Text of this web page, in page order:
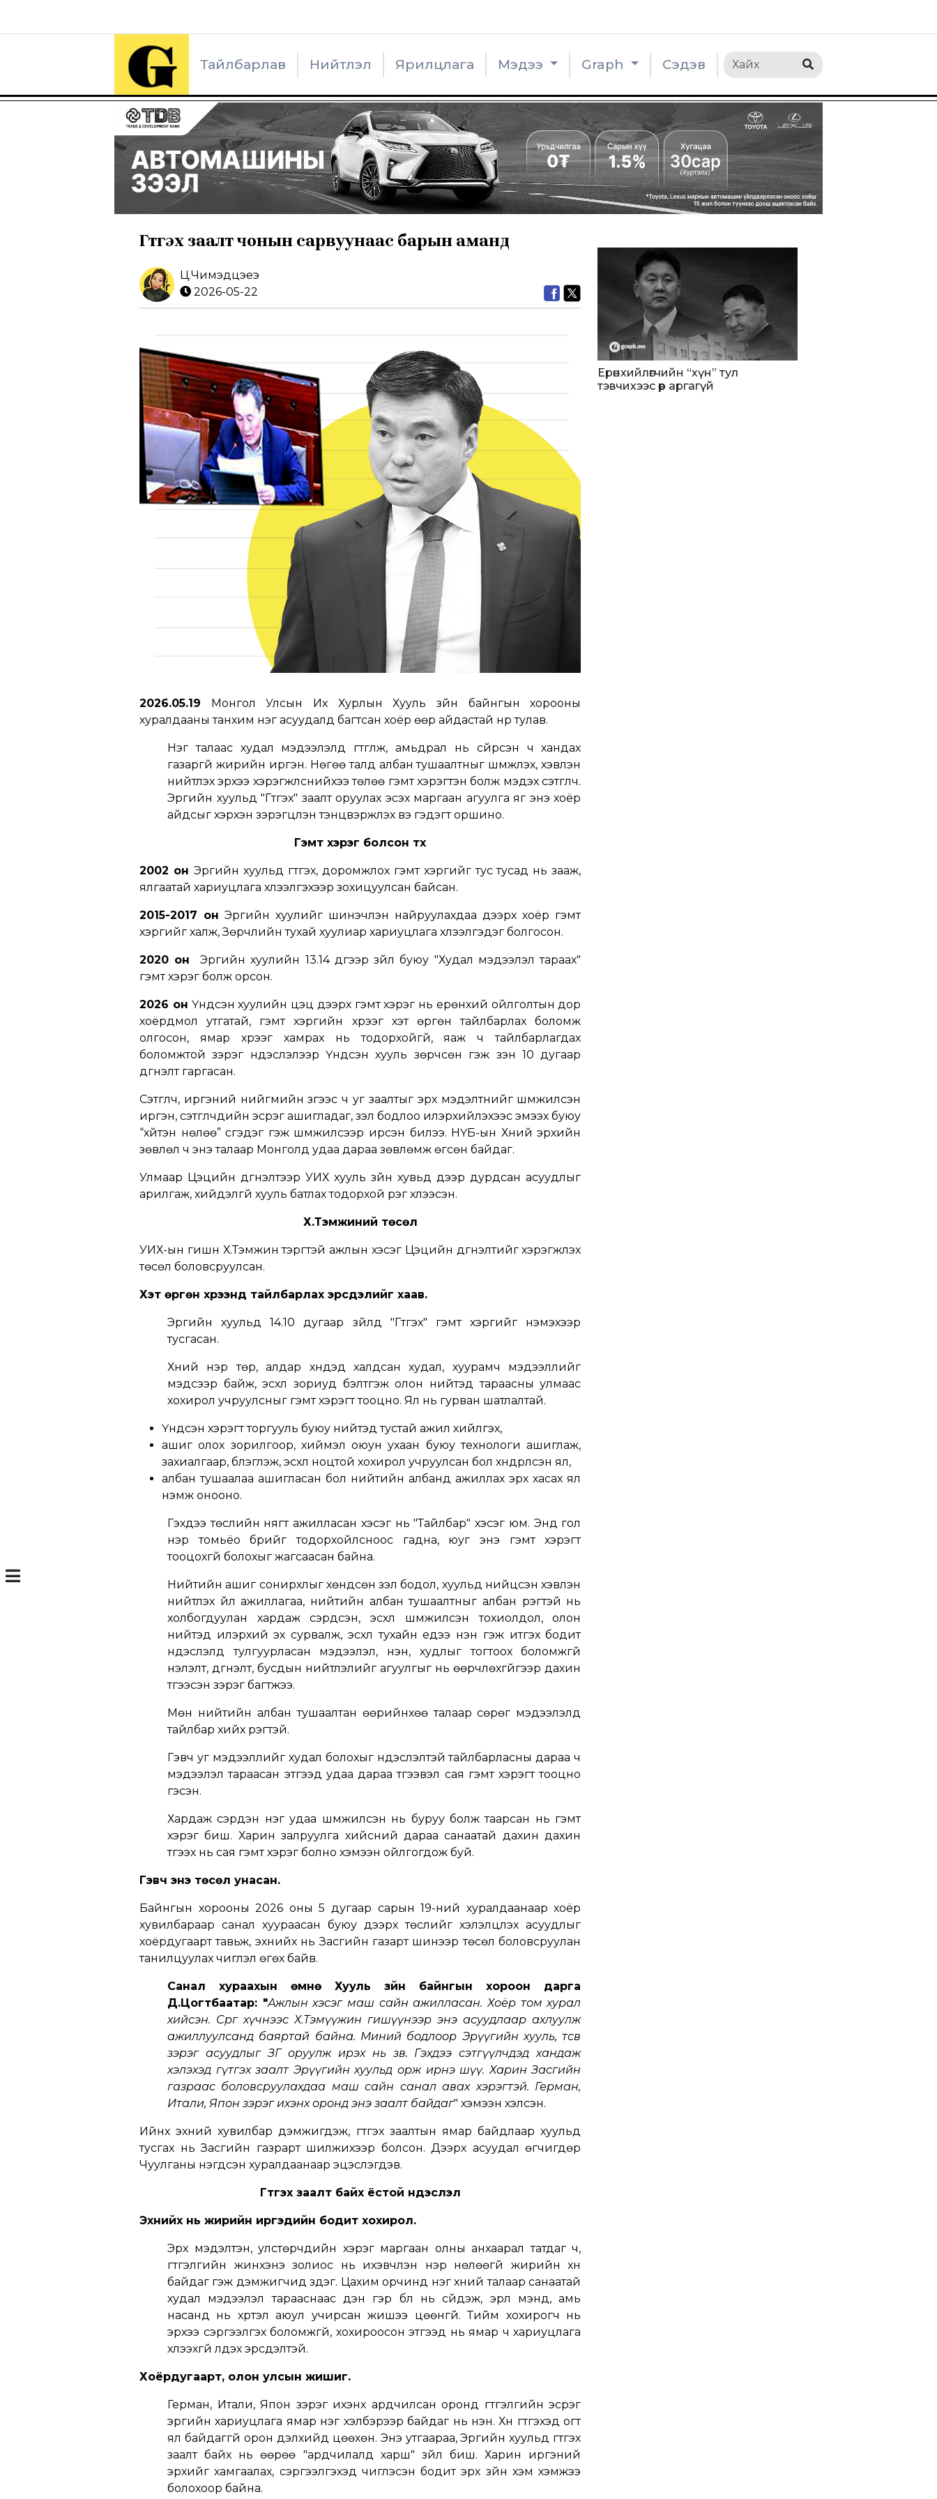
Тайлбарлав Нийтлэл Ярилцлага Мэдээ Graph Сэдэв
Гүтгэх заалт чонын сарвуунаас барын аманд
Ц.Чимэдцэеэ
2026-05-22
2026.05.19 Монгол Улсын Их Хурлын Хууль зүйн байнгын хорооны
хуралдааны танхим нэг асуудалд багтсан хоёр өөр айдастай нүүр тулав.
Нэг талаас худал мэдээлэлд гүтгүүлж, амьдрал нь сүйрсэн ч хандах
газаргүй жирийн иргэн. Нөгөө талд албан тушаалтныг шүүмжлэх, хэвлэн
нийтлэх эрхээ хэрэгжүүлснийхээ төлөө гэмт хэрэгтэн болж мэдэх сэтгүүлч.
Эрүүгийн хуульд "Гүтгэх" заалт оруулах эсэх маргаан агуулга яг энэ хоёр
айдсыг хэрхэн зэрэгцүүлэн тэнцвэржүүлэх вэ гэдэгт оршино.
Гэмт хэрэг болсон түүх
2002 он Эрүүгийн хуульд гүтгэх, доромжлох гэмт хэргийг тус тусад нь зааж,
ялгаатай хариуцлага хүлээлгэхээр зохицуулсан байсан.
2015-2017 он Эрүүгийн хуулийг шинэчлэн найруулахдаа дээрх хоёр гэмт
хэргийг халж, Зөрчлийн тухай хуулиар хариуцлага хүлээлгэдэг болгосон.
2020 он Эрүүгийн хуулийн 13.14 дүгээр зүйл буюу "Худал мэдээлэл тараах"
гэмт хэрэг болж орсон.
2026 он Үндсэн хуулийн цэц дээрх гэмт хэрэг нь ерөнхий ойлголтын дор
хоёрдмол утгатай, гэмт хэргийн хүрээг хэт өргөн тайлбарлах боломж
олгосон, ямар хүрээг хамрах нь тодорхойгүй, яаж ч тайлбарлагдах
боломжтой зэрэг үндэслэлээр Үндсэн хууль зөрчсөн гэж үзэн 10 дугаар
дүгнэлт гаргасан.
Сэтгүүлч, иргэний нийгмийн зүгээс ч уг заалтыг эрх мэдэлтнийг шүүмжилсэн
иргэн, сэтгүүлчдийн эсрэг ашигладаг, үзэл бодлоо илэрхийлэхээс эмээх буюу
“хүйтэн нөлөө” үүсгэдэг гэж шүүмжилсээр ирсэн билээ. НҮБ-ын Хүний эрхийн
зөвлөл ч энэ талаар Монголд удаа дараа зөвлөмж өгсөн байдаг.
Улмаар Цэцийн дүгнэлтээр УИХ хууль зүйн хувьд дээр дурдсан асуудлыг
арилгаж, хийдэлгүй хууль батлах тодорхой үүрэг хүлээсэн.
Х.Тэмүүжиний төсөл
УИХ-ын гишүүн Х.Тэмүүжин тэргүүтэй ажлын хэсэг Цэцийн дүгнэлтийг хэрэгжүүлэх
төсөл боловсруулсан.
Хэт өргөн хүрээнд тайлбарлах эрсдэлийг хаав.
Эрүүгийн хуульд 14.10 дугаар зүйлд "Гүтгэх" гэмт хэргийг нэмэхээр
тусгасан.
Хүний нэр төр, алдар хүндэд халдсан худал, хуурамч мэдээллийг
мэдсээр байж, эсхүл зориуд бэлтгэж олон нийтэд тараасны улмаас
хохирол учруулсныг гэмт хэрэгт тооцно. Ял нь гурван шатлалтай.
Үндсэн хэрэгт торгууль буюу нийтэд тустай ажил хийлгэх,
ашиг олох зорилгоор, хиймэл оюун ухаан буюу технологи ашиглаж,
захиалгаар, бүлэглэж, эсхүл ноцтой хохирол учруулсан бол хүндрүүлсэн ял,
албан тушаалаа ашигласан бол нийтийн албанд ажиллах эрх хасах ял
нэмж онооно.
Гэхдээ төслийн нягт ажилласан хэсэг нь "Тайлбар" хэсэг юм. Энд гол
нэр томьёо бүрийг тодорхойлсноос гадна, юуг энэ гэмт хэрэгт
тооцохгүй болохыг жагсаасан байна.
Нийтийн ашиг сонирхлыг хөндсөн үзэл бодол, хуульд нийцсэн хэвлэн
нийтлэх үйл ажиллагаа, нийтийн албан тушаалтныг албан үүрэгтэй нь
холбогдуулан хардаж сэрдсэн, эсхүл шүүмжилсэн тохиолдол, олон
нийтэд илэрхий эх сурвалж, эсхүл тухайн үедээ үнэн гэж итгэх бодит
үндэслэлд тулгуурласан мэдээлэл, үнэн, худлыг тогтоох боломжгүй
үнэлэлт, дүгнэлт, бусдын нийтлэлийг агуулгыг нь өөрчлөхгүйгээр дахин
түгээсэн зэрэг багтжээ.
Мөн нийтийн албан тушаалтан өөрийнхөө талаар сөрөг мэдээлэлд
тайлбар хийх үүрэгтэй.
Гэвч уг мэдээллийг худал болохыг үндэслэлтэй тайлбарласны дараа ч
мэдээлэл тараасан этгээд удаа дараа түгээвэл сая гэмт хэрэгт тооцно
гэсэн.
Хардаж сэрдэн нэг удаа шүүмжилсэн нь буруу болж таарсан нь гэмт
хэрэг биш. Харин залруулга хийсний дараа санаатай дахин дахин
түгээх нь сая гэмт хэрэг болно хэмээн ойлгогдож буй.
Гэвч энэ төсөл унасан.
Байнгын хорооны 2026 оны 5 дугаар сарын 19-ний хуралдаанаар хоёр
хувилбараар санал хуураасан буюу дээрх төслийг хэлэлцүүлэх асуудлыг
хоёрдугаарт тавьж, эхнийх нь Засгийн газарт шинээр төсөл боловсруулан
танилцуулах чиглэл өгөх байв.
Санал хураахын өмнө Хууль зүйн байнгын хороон дарга
Д.Цогтбаатар: "Ажлын хэсэг маш сайн ажилласан. Хоёр том хурал
хийсэн. Сөрөг хүчнээс Х.Тэмүүжин гишүүнээр энэ асуудлаар ахлуулж
ажиллуулсанд баяртай байна. Миний бодлоор Эрүүгийн хууль, төсөв
зэрэг асуудлыг ЗГ оруулж ирэх нь зөв. Гэхдээ сэтгүүлчдэд хандаж
хэлэхэд гүтгэх заалт Эрүүгийн хуульд орж ирнэ шүү. Харин Засгийн
газраас боловсруулахдаа маш сайн санал авах хэрэгтэй. Герман,
Итали, Япон зэрэг ихэнх оронд энэ заалт байдаг" хэмээн хэлсэн.
Ийнхүү эхний хувилбар дэмжигдэж, гүтгэх заалтын ямар байдлаар хуульд
тусгах нь Засгийн газрарт шилжихээр болсон. Дээрх асуудал өгчигдөр
Чуулганы нэгдсэн хуралдаанаар эцэслэгдэв.
Гүтгэх заалт байх ёстой үндэслэл
Эхнийх нь жирийн иргэдийн бодит хохирол.
Эрх мэдэлтэн, улстөрчдийн хэрэг маргаан олны анхаарал татдаг ч,
гүтгэлгийн жинхэнэ золиос нь ихэвчлэн нэр нөлөөгүй жирийн хүн
байдаг гэж дэмжигчид үздэг. Цахим орчинд нэг хүний талаар санаатай
худал мэдээлэл тарааснаас үүдэн гэр бүл нь сүйдэж, эрүүл мэнд, амь
насанд нь хүртэл аюул учирсан жишээ цөөнгүй. Тийм хохирогч нь
эрхээ сэргээлгэх боломжгүй, хохироосон этгээд нь ямар ч хариуцлага
хүлээхгүй үлдэх эрсдэлтэй.
Хоёрдугаарт, олон улсын жишиг.
Герман, Итали, Япон зэрэг ихэнх ардчилсан оронд гүтгэлгийн эсрэг
эрүүгийн хариуцлага ямар нэг хэлбэрээр байдаг нь үнэн. Хүн гүтгэхэд огт
ял байдаггүй орон дэлхийд цөөхөн. Энэ утгаараа, Эрүүгийн хуульд гүтгэх
заалт байх нь өөрөө "ардчилалд харш" зүйл биш. Харин иргэний
эрхийг хамгаалах, сэргээлгэхэд чиглэсэн бодит эрх зүйн хэм хэмжээ
болохоор байна.
Ерөнхийлөгчийн “хүн” тул
тэвчихээс өөр аргагүй